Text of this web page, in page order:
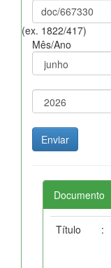
(ex. 1822/417)
Mês/Ano
Documento
Título :